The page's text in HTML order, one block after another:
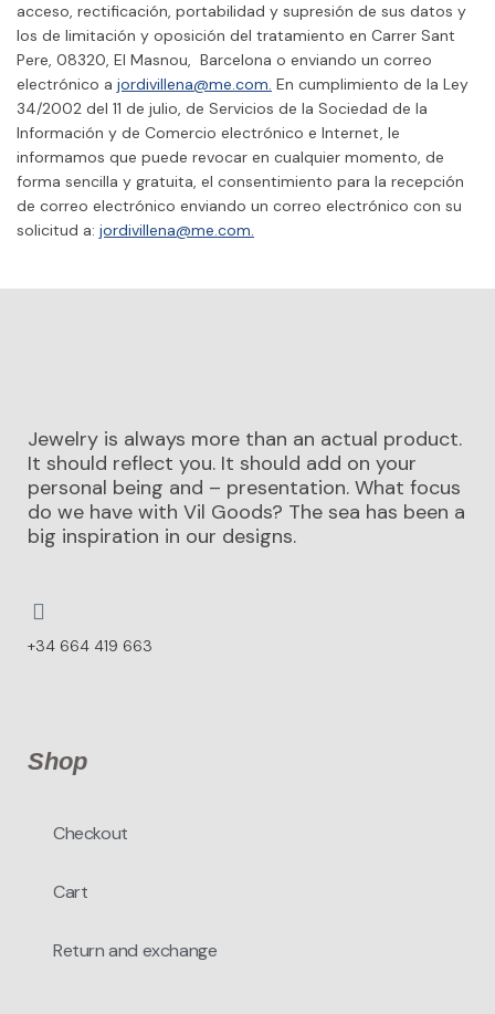
acceso, rectificación, portabilidad y supresión de sus datos y
los de limitación y oposición del tratamiento en Carrer Sant
Pere, 08320, El Masnou, Barcelona o enviando un correo
electrónico a jordivillena@me.com. En cumplimiento de la Ley
34/2002 del 11 de julio, de Servicios de la Sociedad de la
Información y de Comercio electrónico e Internet, le
informamos que puede revocar en cualquier momento, de
forma sencilla y gratuita, el consentimiento para la recepción
de correo electrónico enviando un correo electrónico con su
solicitud a: jordivillena@me.com.
Jewelry is always more than an actual product.
It should reflect you. It should add on your
personal being and – presentation. What focus
do we have with Vil Goods? The sea has been a
big inspiration in our designs.
+34 664 419 663
Shop
Checkout
Cart
Return and exchange